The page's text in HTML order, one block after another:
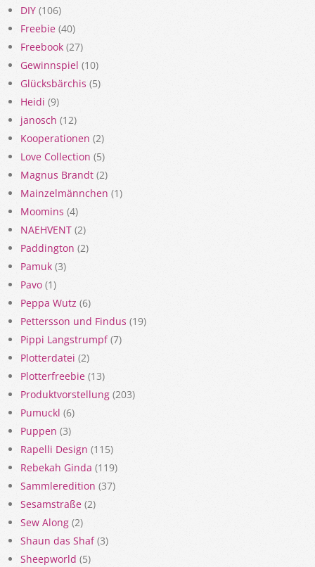
DIY (106)
Freebie (40)
Freebook (27)
Gewinnspiel (10)
Glücksbärchis (5)
Heidi (9)
janosch (12)
Kooperationen (2)
Love Collection (5)
Magnus Brandt (2)
Mainzelmännchen (1)
Moomins (4)
NAEHVENT (2)
Paddington (2)
Pamuk (3)
Pavo (1)
Peppa Wutz (6)
Pettersson und Findus (19)
Pippi Langstrumpf(7)
Plotterdatei (2)
Plotterfreebie (13)
Produktvorstellung (203)
Pumuckl (6)
Puppen (3)
Rapelli Design (115)
Rebekah Ginda (119)
Sammleredition (37)
Sesamstraße (2)
Sew Along (2)
Shaun das Shaf(3)
Sheepworld (5)